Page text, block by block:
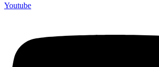
Youtube